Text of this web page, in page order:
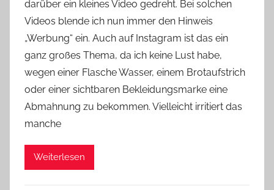
n
n
e
darüber ein kleines Video gedreht. Bei solchen
Videos blende ich nun immer den Hinweis
„Werbung“ ein. Auch auf Instagram ist das ein
ganz großes Thema, da ich keine Lust habe,
wegen einer Flasche Wasser, einem Brotaufstrich
oder einer sichtbaren Bekleidungsmarke eine
Abmahnung zu bekommen. Vielleicht irritiert das
manche
Weiterlesen